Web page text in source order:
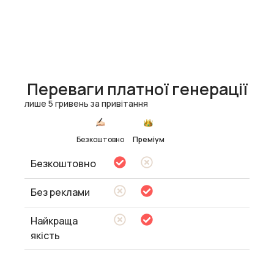
Переваги платної генерації
лише 5 гривень за привітання
Безкоштовно Преміум
Безкоштовно
Без реклами
Найкраща
якість